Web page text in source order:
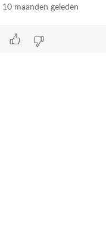
10 maanden geleden